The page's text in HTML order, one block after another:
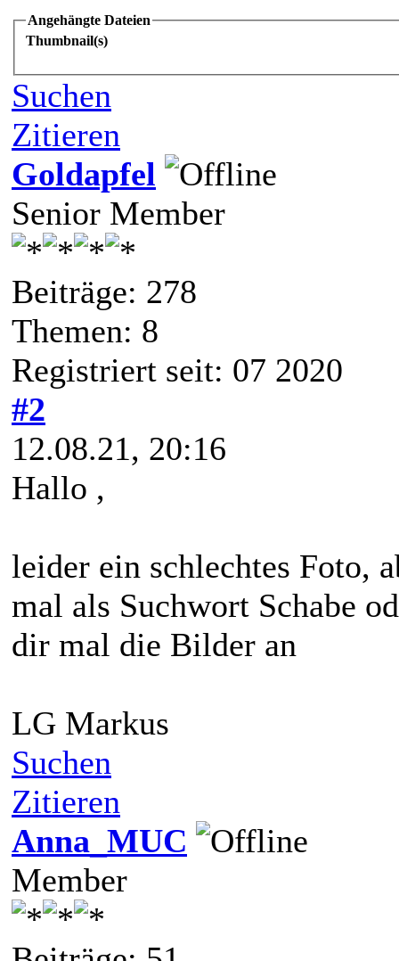
Angehängte Dateien
Thumbnail(s)
Suchen
Zitieren
Goldapfel
Senior Member
Beiträge: 278
Themen: 8
Registriert seit: 07 2020
#2
12.08.21, 20:16
Hallo ,
leider ein schlechtes Foto,
mal als Suchwort Schabe
dir mal die Bilder an
LG Markus
Suchen
Zitieren
Anna_MUC
Member